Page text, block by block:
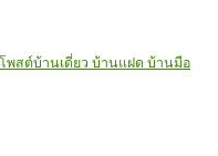
พสต์บ้านเดี่ยว บ้านแฝด บ้านมือ